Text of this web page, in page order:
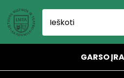
GARSO